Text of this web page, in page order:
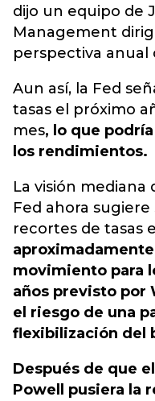
dijo un equipo de
Management
perspectiva anual
Aun así, la Fed
tasas el próximo
mes, lo que
los rendimientos.
La visión mediana
Fed ahora
recortes de tasas
aproximadamente
movimiento para
años previsto por
el riesgo de una
flexibilización del
Después de que
Powell pusiera la